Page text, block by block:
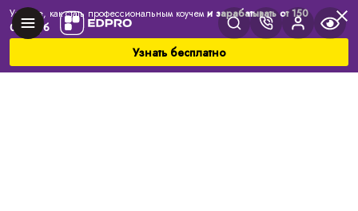
Узнайте, как стать профессиональным коучеми зарабатывать от 150
000 руб
Узнать бесплатно